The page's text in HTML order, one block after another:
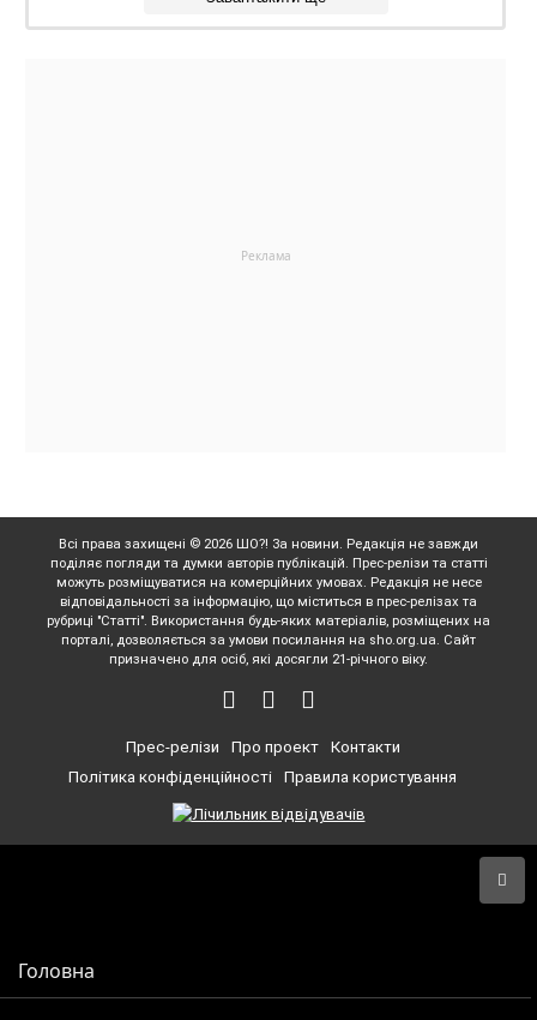
Всі права захищені © 2026 ШО?! За новини. Редакція не завжди
поділяє погляди та думки авторів публікацій. Прес-релізи та статті
можуть розміщуватися на комерційних умовах. Редакція не несе
відповідальності за інформацію, що міститься в прес-релізах та
рубриці "Статті". Використання будь-яких матеріалів, розміщених на
порталі, дозволяється за умови посилання на sho.org.ua. Сайт
призначено для осіб, які досягли 21-річного віку.
Прес-релізи Про проект
Контакти
Політика конфіденційності
Правила користування
Головна